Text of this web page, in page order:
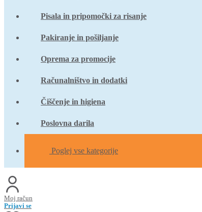
Pisala in pripomočki za risanje
Pakiranje in pošiljanje
Oprema za promocije
Računalništvo in dodatki
Čiščenje in higiena
Poslovna darila
Poglej vse kategorije
Moj račun
Prijavi se